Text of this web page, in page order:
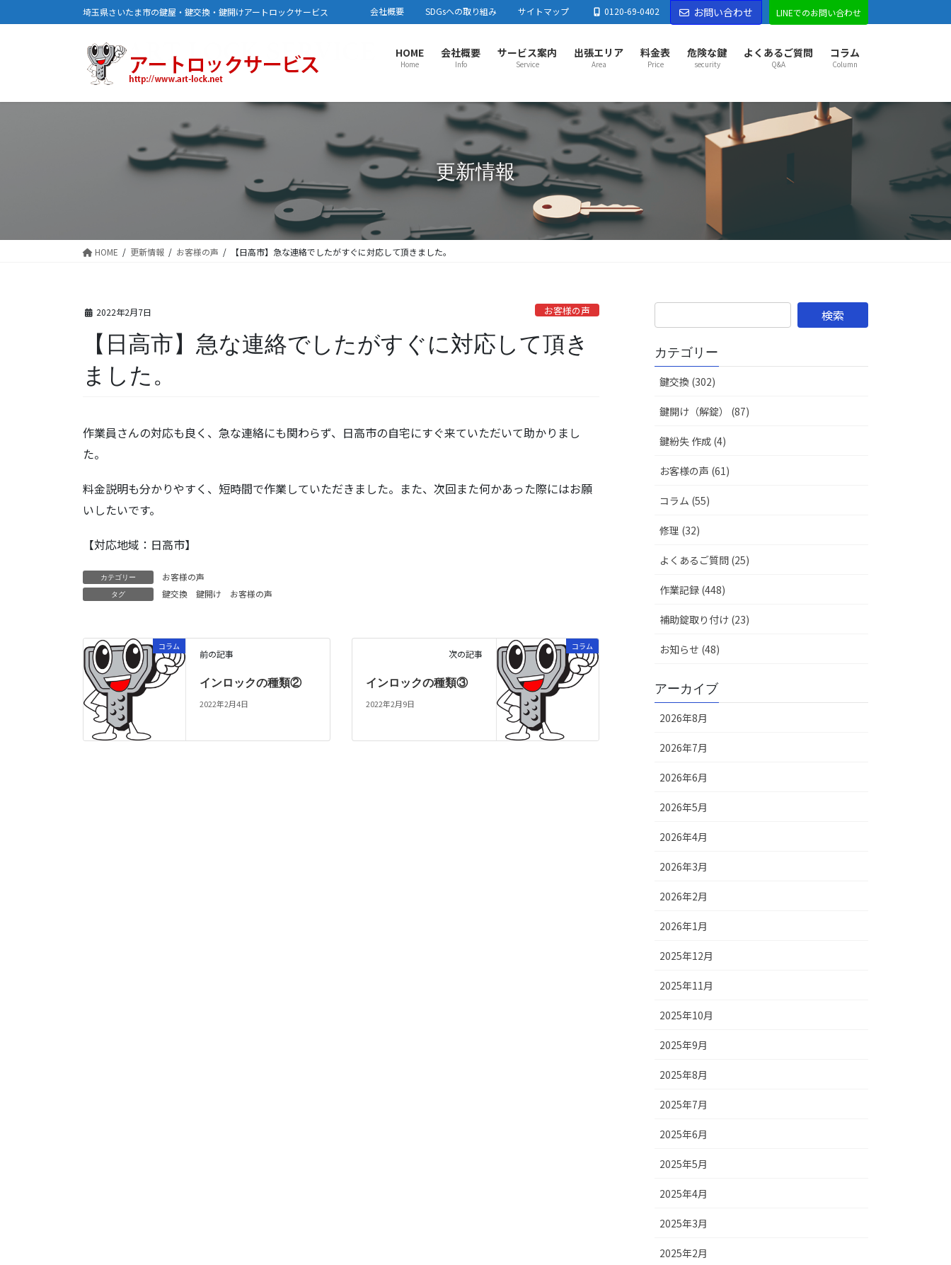
ン
ビ
埼玉県さいたま市の鍵屋・鍵交換・鍵開けアートロックサービス 会社概要 SDGsへの取り組み サイトマップ 0120-69-0402 お問い合わせ LINEでのお問い合わせ
HOME
Home
会社概要
Info
サービス案内
Service
出張エリア
Area
さいたま市センター
さいたま市川口市蕨市戸田市
足立区
練馬区
春日部市センター
春日部市越谷市 草加市八潮市
吉川市
加須市 久喜市幸手市宮代町杉戸町松伏町
松戸市
流山市
古河市 五霞町境町
上尾市センター
上尾市蓮田市行田市羽生市鴻巣市 桶川市北本市
白岡市伊奈町川島町吉見町
川越市センター
川越市東松山市 坂戸市鶴ヶ島市
毛呂山町
朝霞市志木市和光市
新座市富士見市日高市 東村山市周辺
熊谷市センター
熊谷市秩父市 深谷市
上里町寄居町
栃木市足利市伊勢崎市太田市館林市邑楽郡
料金表
Price
危険な鍵
security
よくあるご質問
Q&A
コラム
Column
更新情報
HOME 更新情報 お客様の声 【日高市】急な連絡でしたがすぐに対応して頂きました。
2022年2月7日 お客様の声
【日高市】急な連絡でしたがすぐに対応して頂き
ました。
作業員さんの対応も良く、急な連絡にも関わらず、日高市の自宅にすぐ来ていただいて助かりまし
た。
料金説明も分かりやすく、短時間で作業していただきました。また、次回また何かあった際にはお願
いしたいです。
【対応地域：日高市】
カテゴリー お客様の声
タグ 鍵交換 鍵開け お客様の声
コラム
前の記事
インロックの種類②
2022年2月4日
コラム
次の記事
インロックの種類③
2022年2月9日
カテゴリー
鍵交換 (302)
鍵開け（解錠） (87)
鍵紛失 作成 (4)
お客様の声 (61)
コラム (55)
修理 (32)
よくあるご質問 (25)
作業記録 (448)
補助錠取り付け (23)
お知らせ (48)
アーカイブ
2026年8月
2026年7月
2026年6月
2026年5月
2026年4月
2026年3月
2026年2月
2026年1月
2025年12月
2025年11月
2025年10月
2025年9月
2025年8月
2025年7月
2025年6月
2025年5月
2025年4月
2025年3月
2025年2月